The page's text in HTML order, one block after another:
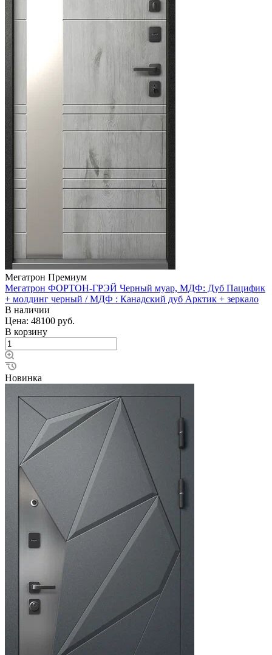
Мегатрон Премиум
Мегатрон ФОРТОН-ГРЭЙ Черный муар, МДФ: Дуб Пацифик
+ молдинг черный / МДФ : Канадский дуб Арктик + зеркало
В наличии
Цена: 48100 руб.
В корзину
Новинка